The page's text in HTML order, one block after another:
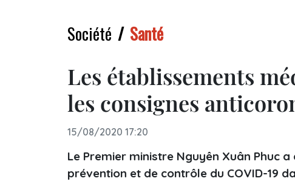
Société Santé
Les établissements
les consignes
15/08/2020 17:20
Le Premier ministre Nguyên Xuân Phuc
prévention et de contrôle du COVID-19